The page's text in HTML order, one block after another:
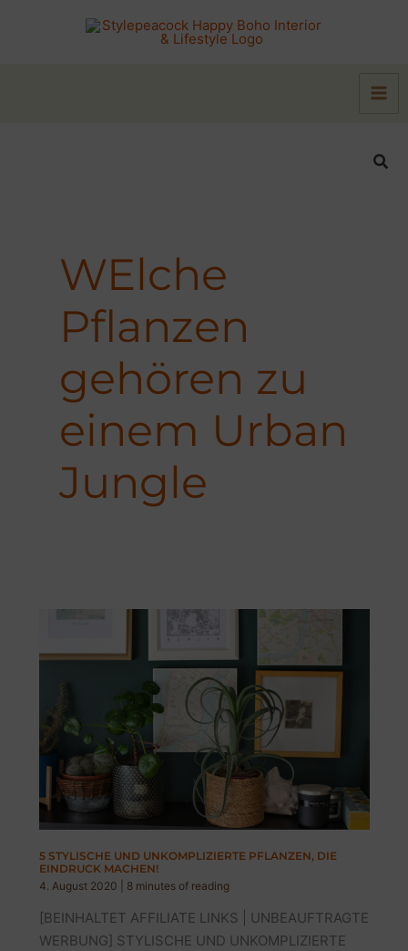
WElche
Pflanzen
gehören zu
einem Urban
Jungle
5 STYLISCHE UND UNKOMPLIZIERTE PFLANZEN, DIE
EINDRUCK MACHEN!
4. August 2020
8 minutes of reading
[BEINHALTET AFFILIATE LINKS | UNBEAUFTRAGTE
WERBUNG] STYLISCHE UND UNKOMPLIZIERTE